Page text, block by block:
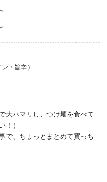
・旨辛）
大ハマリし、つけ麺を食べて
！）
で、ちょっとまとめて買っち